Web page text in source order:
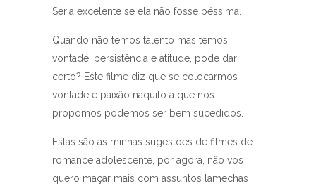
Seria excelente se ela não fosse péssima.
Quando não temos talento mas temos
vontade, persistência e atitude, pode dar
certo? Este filme diz que se colocarmos
vontade e paixão naquilo a que nos
propomos podemos ser bem sucedidos.
Estas são as minhas sugestões de filmes de
romance adolescente, por agora, não vos
quero maçar mais com assuntos lamechas